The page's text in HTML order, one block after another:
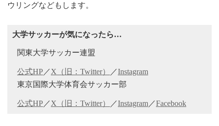
ウリングなどもします。
大学サッカーが気になったら…
関東大学サッカー連盟
公式HP ／X（旧：Twitter） ／Instagram
東京国際大学体育会サッカー部
公式HP ／X（旧：Twitter） ／Instagram ／Facebook